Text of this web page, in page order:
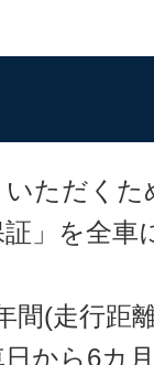
ただくた
証」を全
間(走行距
から6カ